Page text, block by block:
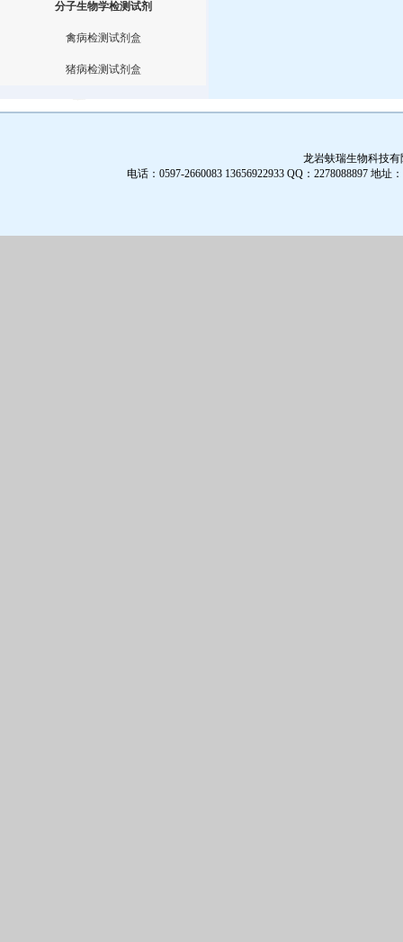
分子生物学检测试剂
禽病检测试剂盒
猪病检测试剂盒
龙岩蚨瑞生物科技
电话：0597-2660083 13656922933 QQ：2278088897 地